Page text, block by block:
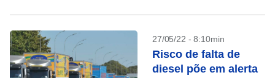
27/05/22 - 8:10min
Risco de falta de
diesel põe em alerta